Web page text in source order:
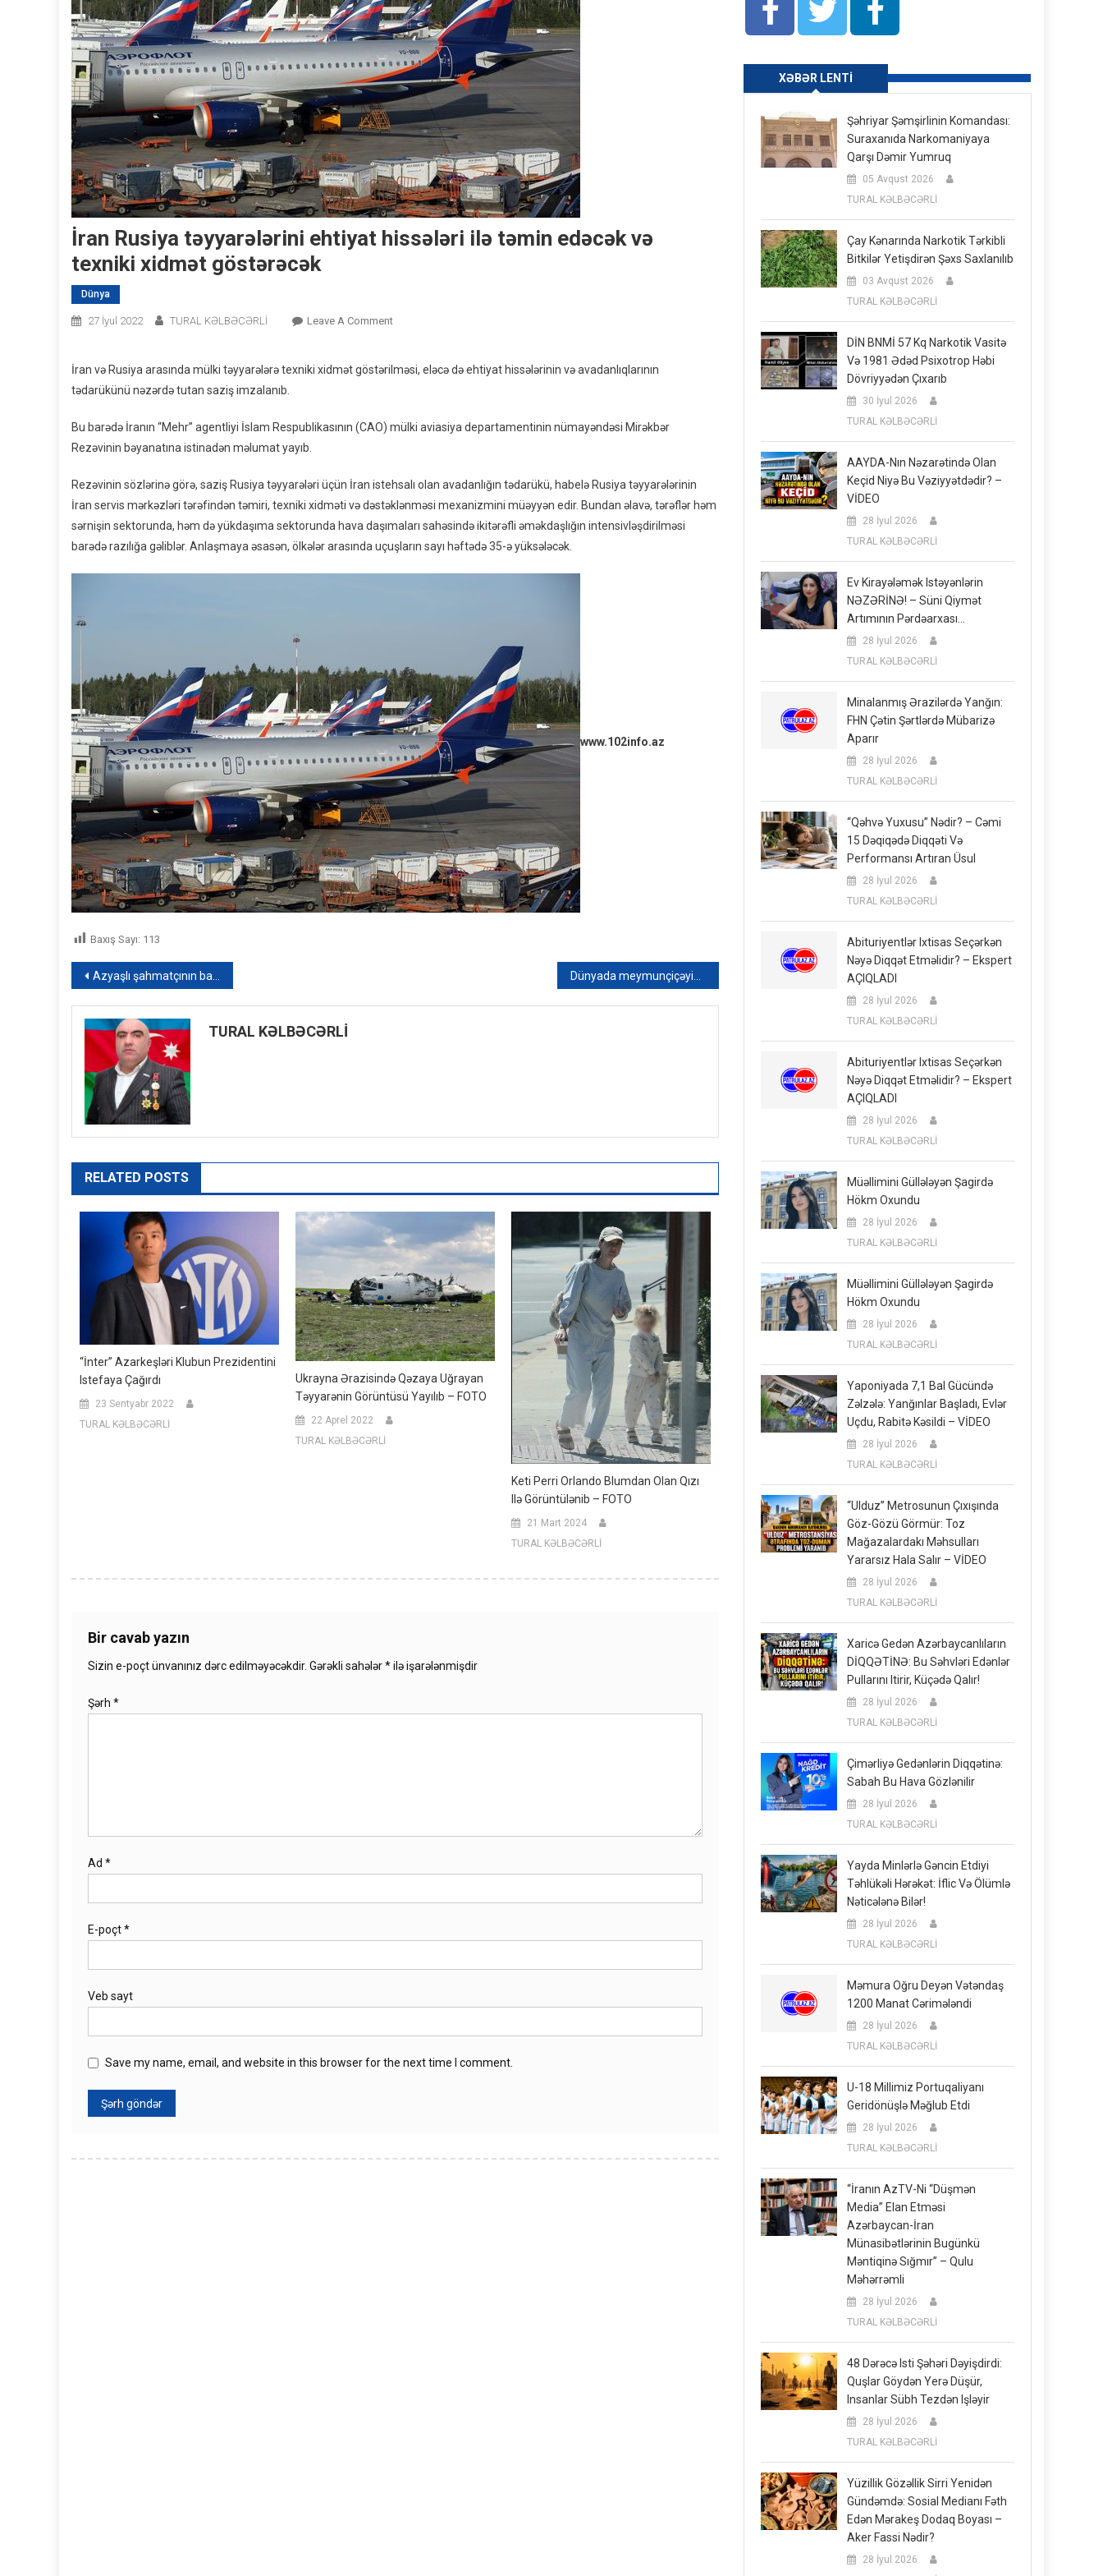
İran Rusiya təyyarələrini ehtiyat hissələri ilə təmin edəcək və
texniki xidmət göstərəcək
Dünya
27 İyul 2022 TURAL KƏLBƏCƏRLİ Leave A CommentOn
Təyyarələrini
Ilə
Və
Texniki
Xidmət
Göstərəcək
İran və Rusiya arasında mülki təyyarələrə texniki xidmət göstərilməsi, eləcə də ehtiyat hissələrinin və avadanlıqlarının
tədarükünü nəzərdə tutan saziş imzalanıb.
Bu barədə İranın “Mehr” agentliyi İslam Respublikasının (CAO) mülki aviasiya departamentinin nümayəndəsi Mirəkbər
Rezəvinin bəyanatına istinadən məlumat yayıb.
Rezəvinin sözlərinə görə, saziş Rusiya təyyarələri üçün İran istehsalı olan avadanlığın tədarükü, habelə Rusiya təyyarələrinin
İran servis mərkəzləri tərəfindən təmiri, texniki xidməti və dəstəklənməsi mexanizmini müəyyən edir. Bundan əlavə, tərəflər həm
sərnişin sektorunda, həm də yükdaşıma sektorunda hava daşımaları sahəsində ikitərəfli əməkdaşlığın intensivləşdirilməsi
barədə razılığa gəliblər. Anlaşmaya əsasən, ölkələr arasında uçuşların sayı həftədə 35-ə yüksələcək.
www.102info.az
Baxış Sayı: 113
Yazı
naviqasiyası
Azyaşlı şahmatçının barmağını sındıran robot cəzalandırıldı – VİDEO
TURAL KƏLBƏCƏRLİ
RELATED POSTS
“İnter” Azarkeşləri Klubun Prezidentini
Istefaya Çağırdı
23 Sentyabr 2022
TURAL KƏLBƏCƏRLİ
Ukrayna Ərazisində Qəzaya Uğrayan
Təyyarənin Görüntüsü Yayılıb – FOTO
22 Aprel 2022
TURAL KƏLBƏCƏRLİ
Keti Perri Orlando Blumdan Olan Qızı
Ilə Görüntülənib – FOTO
21 Mart 2024
TURAL KƏLBƏCƏRLİ
Bir cavab yazın
Sizin e-poçt ünvanınız dərc edilməyəcəkdir. Gərəkli sahələr*ilə işarələnmişdir
Şərh *
Ad *
E-poçt*
Veb sayt
Save my name, email, and website in this browser for the next time I comment.
XƏBƏR LENTI
Şəhriyar Şəmşirlinin Komandası:
Suraxanıda Narkomaniyaya
Qarşı Dəmir Yumruq
05 Avqust 2026
TURAL KƏLBƏCƏRLİ
Çay Kənarında Narkotik Tərkibli
Bitkilər Yetişdirən Şəxs Saxlanılıb
03 Avqust 2026
TURAL KƏLBƏCƏRLİ
DİN BNMİ 57 Kq Narkotik Vasitə
Və 1981 Ədəd Psixotrop Həbi
Dövriyyədən Çıxarıb
30 İyul 2026
TURAL KƏLBƏCƏRLİ
AAYDA-Nın Nəzarətində Olan
Keçid Niyə Bu Vəziyyətdədir? –
VİDEO
28 İyul 2026
TURAL KƏLBƏCƏRLİ
Ev Kirayələmək Istəyənlərin
NƏZƏRİNƏ! – Süni Qiymət
Artımının Pərdəarxası…
28 İyul 2026
TURAL KƏLBƏCƏRLİ
Minalanmış Ərazilərdə Yanğın:
FHN Çətin Şərtlərdə Mübarizə
Aparır
28 İyul 2026
TURAL KƏLBƏCƏRLİ
“Qəhvə Yuxusu” Nədir? – Cəmi
15 Dəqiqədə Diqqəti Və
Performansı Artıran Üsul
28 İyul 2026
TURAL KƏLBƏCƏRLİ
Abituriyentlər Ixtisas Seçərkən
Nəyə Diqqət Etməlidir? – Ekspert
AÇIQLADI
28 İyul 2026
TURAL KƏLBƏCƏRLİ
Abituriyentlər Ixtisas Seçərkən
Nəyə Diqqət Etməlidir? – Ekspert
AÇIQLADI
28 İyul 2026
TURAL KƏLBƏCƏRLİ
Müəllimini Güllələyən Şagirdə
Hökm Oxundu
28 İyul 2026
TURAL KƏLBƏCƏRLİ
Müəllimini Güllələyən Şagirdə
Hökm Oxundu
28 İyul 2026
TURAL KƏLBƏCƏRLİ
Yaponiyada 7,1 Bal Gücündə
Zəlzələ: Yanğınlar Başladı, Evlər
Uçdu, Rabitə Kəsildi – VİDEO
28 İyul 2026
TURAL KƏLBƏCƏRLİ
“Ulduz” Metrosunun Çıxışında
Göz-Gözü Görmür: Toz
Mağazalardakı Məhsulları
Yararsız Hala Salır – VİDEO
28 İyul 2026
TURAL KƏLBƏCƏRLİ
Xaricə Gedən Azərbaycanlıların
DİQQƏTİNƏ: Bu Səhvləri Edənlər
Pullarını Itirir, Küçədə Qalır!
28 İyul 2026
TURAL KƏLBƏCƏRLİ
Çimərliyə Gedənlərin Diqqətinə:
Sabah Bu Hava Gözlənilir
28 İyul 2026
TURAL KƏLBƏCƏRLİ
Yayda Minlərlə Gəncin Etdiyi
Təhlükəli Hərəkət: İflic Və Ölümlə
Nəticələnə Bilər!
28 İyul 2026
TURAL KƏLBƏCƏRLİ
Məmura Oğru Deyən Vətəndaş
1200 Manat Cərimələndi
28 İyul 2026
TURAL KƏLBƏCƏRLİ
U-18 Millimiz Portuqaliyanı
Geridönüşlə Məğlub Etdi
28 İyul 2026
TURAL KƏLBƏCƏRLİ
“İranın AzTV-Ni “düşmən
Media” Elan Etməsi
Azərbaycan-İran
Münasibətlərinin Bugünkü
Məntiqinə Sığmır” – Qulu
Məhərrəmli
28 İyul 2026
TURAL KƏLBƏCƏRLİ
48 Dərəcə Isti Şəhəri Dəyişdirdi:
Quşlar Göydən Yerə Düşür,
Insanlar Sübh Tezdən Işləyir
28 İyul 2026
TURAL KƏLBƏCƏRLİ
Yüzillik Gözəllik Sirri Yenidən
Gündəmdə: Sosial Medianı Fəth
Edən Mərakeş Dodaq Boyası –
Aker Fassi Nədir?
28 İyul 2026